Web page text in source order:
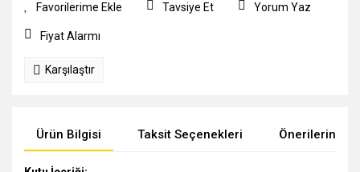
Tavsiye Et Yorum Yaz
Fiyat Alarmı
Karşılaştır
Ürün Bilgisi Taksit Seçenekleri Önerileriniz